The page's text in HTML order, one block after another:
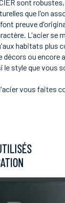
sont
que l'on
font preuve
L'acier se
habitats plus
décors ou encore
le style que vous
vous faites